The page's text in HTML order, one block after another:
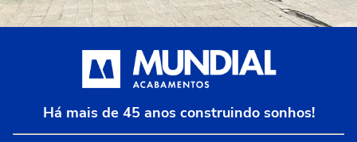
Há mais de 45 anos construindo sonhos!